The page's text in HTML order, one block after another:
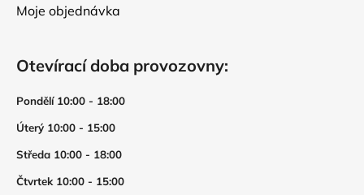
Moje objednávka
Otevírací doba provozovny:
Pondělí 10:00 - 18:00
Úterý 10:00 - 15:00
Středa 10:00 - 18:00
Čtvrtek 10:00 - 15:00